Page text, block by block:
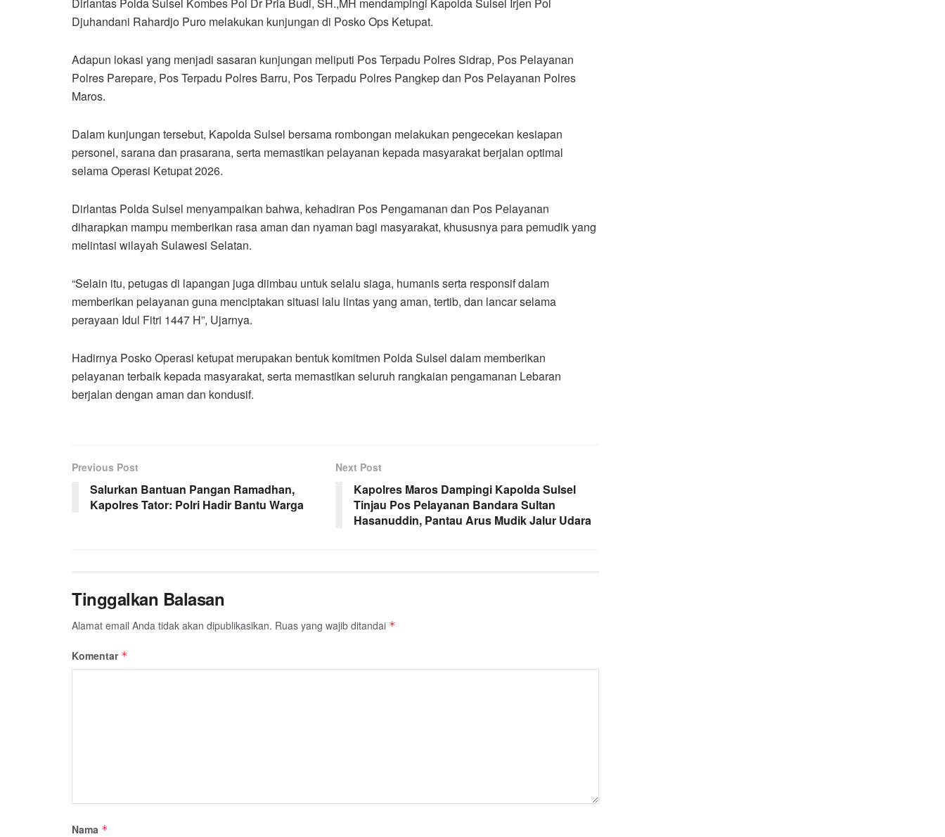
Djuhandani Rahardjo Puro melakukan kunjungan di Posko Ops Ketupat.
Adapun lokasi yang menjadi sasaran kunjungan meliputi Pos Terpadu Polres Sidrap, Pos Pelayanan
Polres Parepare, Pos Terpadu Polres Barru, Pos Terpadu Polres Pangkep dan Pos Pelayanan Polres
Maros.
Dalam kunjungan tersebut, Kapolda Sulsel bersama rombongan melakukan pengecekan kesiapan
personel, sarana dan prasarana, serta memastikan pelayanan kepada masyarakat berjalan optimal
selama Operasi Ketupat 2026.
Dirlantas Polda Sulsel menyampaikan bahwa, kehadiran Pos Pengamanan dan Pos Pelayanan
diharapkan mampu memberikan rasa aman dan nyaman bagi masyarakat, khususnya para pemudik yang
melintasi wilayah Sulawesi Selatan.
“Selain itu, petugas di lapangan juga diimbau untuk selalu siaga, humanis serta responsif dalam
memberikan pelayanan guna menciptakan situasi lalu lintas yang aman, tertib, dan lancar selama
perayaan Idul Fitri 1447 H”, Ujarnya.
Hadirnya Posko Operasi ketupat merupakan bentuk komitmen Polda Sulsel dalam memberikan
pelayanan terbaik kepada masyarakat, serta memastikan seluruh rangkaian pengamanan Lebaran
berjalan dengan aman dan kondusif.
Previous Post
Salurkan Bantuan Pangan Ramadhan,
Kapolres Tator: Polri Hadir Bantu Warga
Next Post
Kapolres Maros Dampingi Kapolda Sulsel
Tinjau Pos Pelayanan Bandara Sultan
Hasanuddin, Pantau Arus Mudik Jalur Udara
Tinggalkan Balasan
Alamat email Anda tidak akan dipublikasikan. Ruas yang wajib ditandai *
Komentar *
Nama *